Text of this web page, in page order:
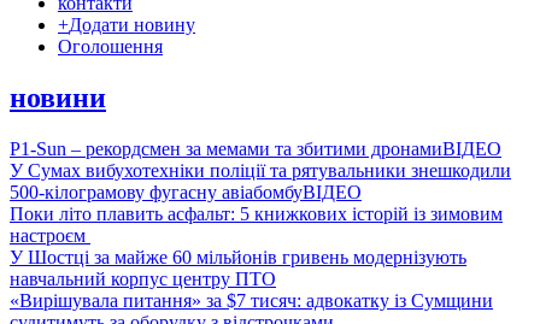
+Додати новину
Оголошення
новини
P1-Sun – рекордсмен за мемами та збитими дронамиВІДЕО
У Сумах вибухотехніки поліції та рятувальники знешкодили
500-кілограмову фугасну авіабомбуВІДЕО
Поки літо плавить асфальт: 5 книжкових історій із зимовим
настроєм
У Шостці за майже 60 мільйонів гривень модернізують
навчальний корпус центру ПТО
«Вирішувала питання» за $7 тисяч: адвокатку із Сумщини